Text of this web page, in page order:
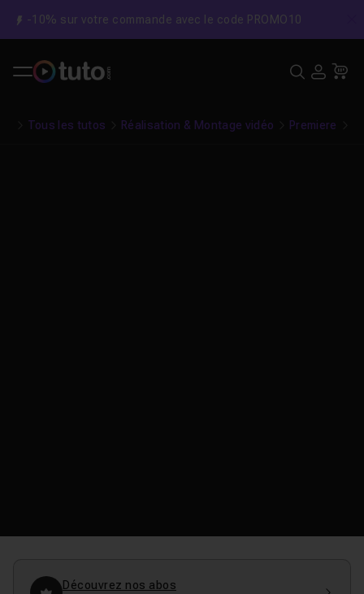
-10% sur votre commande avec le code PROMO10
Tous les tutos Réalisation & Montage vidéo Premiere
Découvrez nos abos